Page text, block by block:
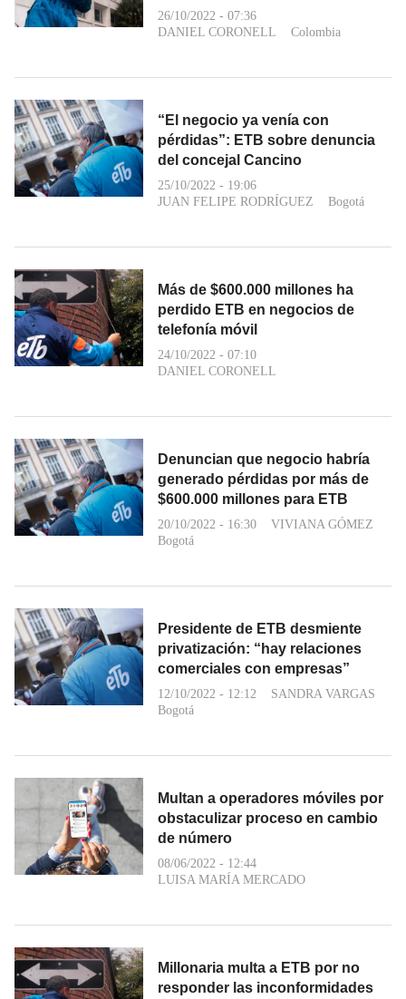
26/10/2022 - 07:36
DANIEL CORONELL
Colombia
“El negocio ya venía con
pérdidas”: ETB sobre denuncia
del concejal Cancino
25/10/2022 - 19:06
JUAN FELIPE RODRÍGUEZ
Bogotá
Más de $600.000 millones ha
perdido ETB en negocios de
telefonía móvil
24/10/2022 - 07:10
DANIEL CORONELL
Denuncian que negocio habría
generado pérdidas por más de
$600.000 millones para ETB
20/10/2022 - 16:30
VIVIANA GÓMEZ
Bogotá
Presidente de ETB desmiente
privatización: “hay relaciones
comerciales con empresas”
12/10/2022 - 12:12
SANDRA VARGAS
Bogotá
Multan a operadores móviles por
obstaculizar proceso en cambio
de número
08/06/2022 - 12:44
LUISA MARÍA MERCADO
Millonaria multa a ETB por no
responder las inconformidades